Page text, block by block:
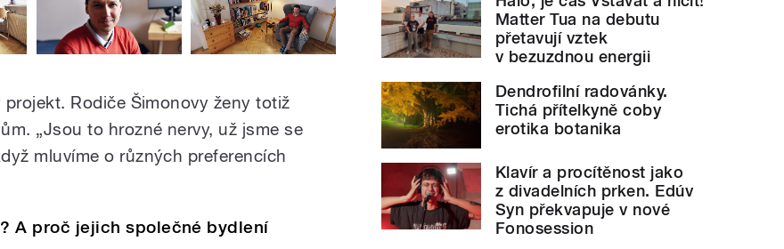
Rodiče Šimonovy ženy totiž
„Jsou to hrozné nervy, už jsme se
mluvíme o různých preferencích
A proč jejich společné bydlení
Matter Tua na debutu
přetavují vztek
v bezuzdnou energii
Dendrofilní radovánky.
Tichá přítelkyně coby
erotika botanika
Klavír a procítěnost jako
z divadelních prken. Edúv
Syn překvapuje v nové
Fonosession